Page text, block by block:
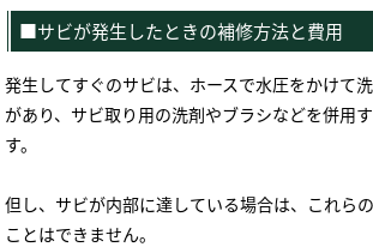
■サビが発生したときの補修方法と費用
発生してすぐのサビは、ホースで水圧をかけて
があり、サビ取り用の洗剤やブラシなどを併用
す。
但し、サビが内部に達している場合は、これら
ことはできません。